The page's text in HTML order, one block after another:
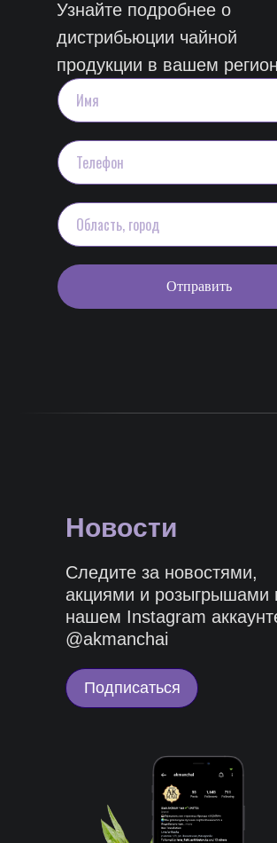
Узнайте подробнее о
дистрибьюции чайной
продукции в вашем
Отправить
Следите за новостями,
акциями и розыгрышами
нашем Instagram
@akmanchai
Подписаться
Новости